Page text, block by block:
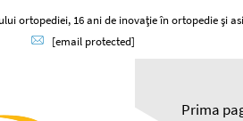
ortopediei, 16 ani de inovație în ortopedie și
[email protected]
Prima